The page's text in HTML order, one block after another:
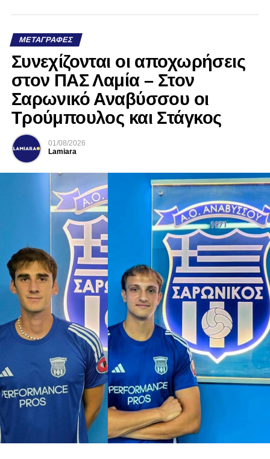
ΜΕΤΑΓΡΑΦΈΣ
Συνεχίζονται οι αποχωρήσεις
στον ΠΑΣ Λαμία – Στον
Σαρωνικό Αναβύσσου οι
Τρούμπουλος και Στάγκος
01/08/2026
Lamiara